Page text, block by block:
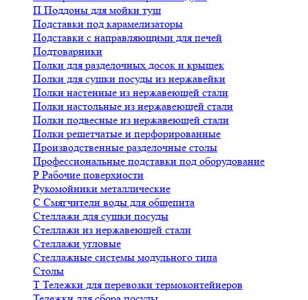
П Поддоны для мойки туш
Подставки под карамелизаторы
Подставки с направляющими для печей
Подтоварники
Полки для разделочных досок и крышек
Полки для сушки посуды из нержавейки
Полки настенные из нержавеющей стали
Полки настольные из нержавеющей стали
Полки подвесные из нержавеющей стали
Полки решетчатые и перфорированные
Производственные разделочные столы
Профессиональные подставки под оборудование
Р Рабочие поверхности
Рукомойники металлические
С Смягчители воды для общепита
Стеллажи для сушки посуды
Стеллажи из нержавеющей стали
Стеллажи угловые
Стеллажные системы модульного типа
Столы
Т Тележки для перевозки термоконтейнеров